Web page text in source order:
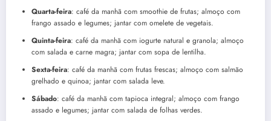
Quarta-feira: café da manhã com smoothie de frutas; almoço com
frango assado e legumes; jantar com omelete de vegetais.
Quinta-feira: café da manhã com iogurte natural e granola; almoço
com salada e carne magra; jantar com sopa de lentilha.
Sexta-feira: café da manhã com frutas frescas; almoço com salmão
grelhado e quinoa; jantar com salada leve.
Sábado: café da manhã com tapioca integral; almoço com frango
assado e legumes; jantar com salada de folhas verdes.